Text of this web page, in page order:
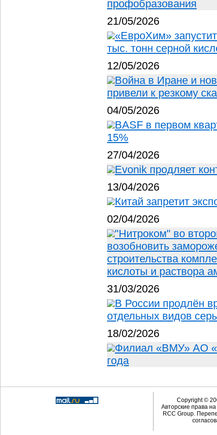
профобразования
21/05/2026
«ЕвроХим»
тыс. тонн серной
12/05/2026
Война в Иране и
привели к резкому
04/05/2026
BASF в первом
15%
27/04/2026
Evonik продляет
13/04/2026
Китай запретит
02/04/2026
"Нитроком" во
возобновить
строительства
кислоты и раствора
31/03/2026
В России продлён
отдельных видов
18/02/2026
Филиал «ВМУ» АО
года
Copyright ©
Авторские права
RCC Group.